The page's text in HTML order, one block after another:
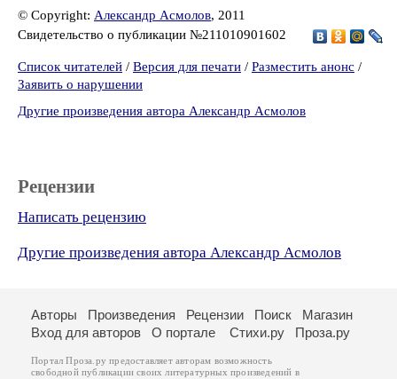
© Copyright: Александр Асмолов, 2011
Свидетельство о публикации №211010901602
Список читателей / Версия для печати / Разместить анонс /
Заявить о нарушении
Другие произведения автора Александр Асмолов
Рецензии
Написать рецензию
Другие произведения автора Александр Асмолов
Авторы Произведения Рецензии Поиск
Магазин
Вход для авторов
О портале Стихи.ру Проза.ру
Портал Проза.ру предоставляет авторам возможность
свободной публикации своих литературных произведений в